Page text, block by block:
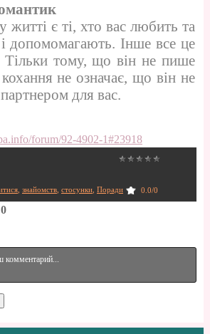
є ті, хто вас любить та
допомомагають. Інше все це
тому, що він не пише
не означає, що він не
для вас.
forum/92-4902-1#23918
, знайомств, стосунки, Поради 0.0/0
0